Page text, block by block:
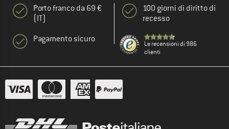
Porto franco da 69 €
(IT)
Pagamento sicuro
100 giorni di diritto di
recesso
Le recensioni di 986
clienti